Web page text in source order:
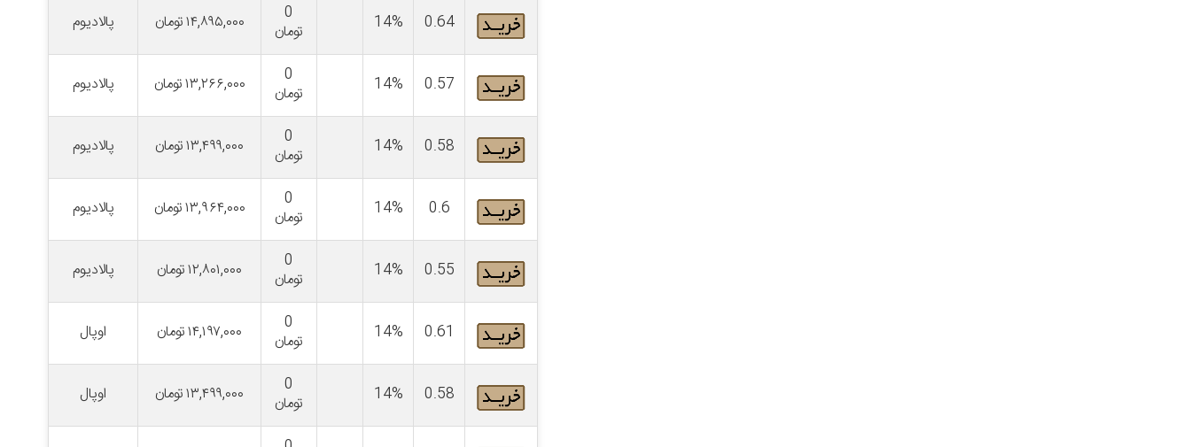
0.64
14%
0
تومان
۱۴,۸۹۵,۰۰۰تومان پالادیوم
0.57
14%
0
تومان
۱۳,۲۶۶,۰۰۰تومان پالادیوم
0.58
14%
0
تومان
۱۳,۴۹۹,۰۰۰تومان پالادیوم
0.6
14%
0
تومان
۱۳,۹۶۴,۰۰۰تومان پالادیوم
0.55
14%
0
تومان
۱۲,۸۰۱,۰۰۰تومان پالادیوم
0.61
14%
0
تومان
۱۴,۱۹۷,۰۰۰تومان اوپال
0.58
14%
0
تومان
۱۳,۴۹۹,۰۰۰تومان اوپال